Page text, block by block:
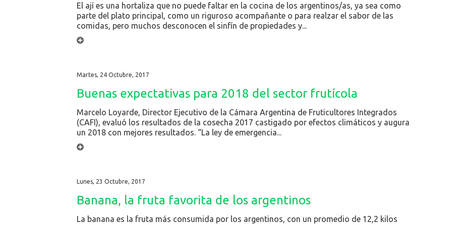
El ají es una hortaliza que no puede faltar en la cocina de los argentinos/as, ya sea como
parte del plato principal, como un riguroso acompañante o para realzar el sabor de las
comidas, pero muchos desconocen el sinfín de propiedades y...
Martes, 24 Octubre, 2017
Buenas expectativas para 2018 del sector frutícola
Marcelo Loyarde, Director Ejecutivo de la Cámara Argentina de Fruticultores Integrados
(CAFI), evaluó los resultados de la cosecha 2017 castigado por efectos climáticos y augura
un 2018 con mejores resultados. “La ley de emergencia...
Lunes, 23 Octubre, 2017
Banana, la fruta favorita de los argentinos
La banana es la fruta más consumida por los argentinos, con un promedio de 12,2 kilos